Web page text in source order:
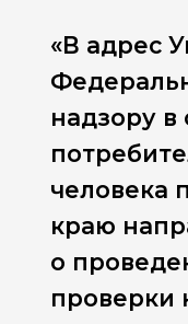
«В адрес
надзору
человека
краю
о
проверки